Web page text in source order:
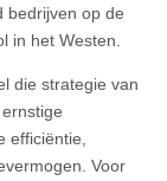
bedrijven op de
in het Westen.
die strategie van
efficiëntie,
Voor